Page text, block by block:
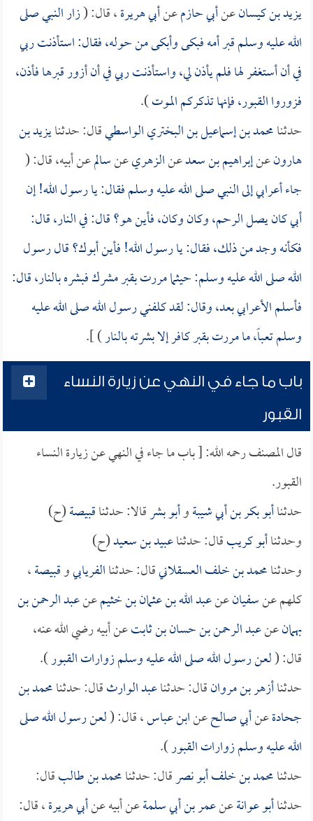
يزيد بن كيسانعنأبي حازمعنأبي هريرة، قال: (زار النبي صلى
الله عليه وسلم قبر أمه فبكى وأبكى من حوله، فقال: استأذنت ربي
في أن أستغفر لها فلم يأذن لي، واستأذنت ربي في أن أزور قبرها فأذن،
فزوروا القبور، فإنها تذكركم الموت).
حدثنامحمد بن إسماعيل بن البختري الواسطيقال: حدثنايزيد بن
هارونعنإبراهيم بن سعدعنالزهريعنسالمعن أبيه، قال: (
جاء أعرابي إلى النبي صلى الله عليه وسلم فقال: يا رسول الله! إن
أبي كان يصل الرحم، وكان وكان، فأين هو؟ قال: في النار، قال:
فكأنه وجد من ذلك، فقال: يا رسول الله! فأين أبوك؟ قال رسول
الله صلى الله عليه وسلم: حيثما مررت بقبر مشرك فبشره بالنار، قال:
فأسلم الأعرابي بعد، وقال: لقد كلفني رسول الله صلى الله عليه
وسلم تعباً، ما مررت بقبر كافر إلا بشرته بالنار) ].
باب ما جاء في النهي عن زيارة النساء
القبور
قال المصنف رحمه الله: [ باب ما جاء في النهي عن زيارة النساء
القبور.
حدثناأبو بكر بن أبي شيبةوأبو بشرقالا: حدثناقبيصة(ح)
وحدثناأبو كريبقال: حدثناعبيد بن سعيد(ح)
وحدثنامحمد بن خلف العسقلانيقال: حدثناالفريابيوقبيصة،
كلهم عنسفيانعنعبد الله بن عثمان بن خثيمعنعبد الرحمن بن
بهمانعنعبد الرحمن بن حسان بن ثابتعن أبيه رضي الله عنه،
قال: (لعن رسول الله صلى الله عليه وسلم زوارات القبور).
حدثناأزهر بن مروانقال: حدثناعبد الوارثقال: حدثنامحمد بن
جحادةعنأبي صالحعنابن عباس، قال: (لعن رسول الله صلى
الله عليه وسلم زوارات القبور).
حدثنامحمد بن خلف أبو نصرقال: حدثنامحمد بن طالبقال:
حدثناأبو عوانةعنعمر بن أبي سلمةعن أبيه عنأبي هريرة، قال: